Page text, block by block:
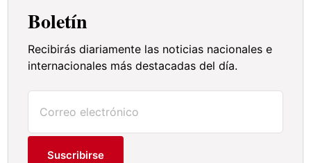
Boletín
Recibirás diariamente las noticias nacionales e
internacionales más destacadas del día.
Suscribirse